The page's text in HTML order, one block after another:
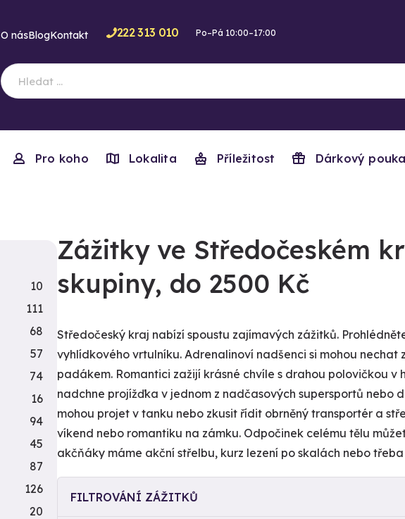
O násBlogKontakt 222 313 010 Po–Pá 10:00–17:00
Pro koho Lokalita Příležitost Dárkový
Zážitky ve Středočeském
skupiny, do 2500 Kč
Středočeský kraj nabízí spoustu zajímavých zážitků.
vyhlídkového vrtulníku. Adrenalinoví nadšenci si mohou
padákem. Romantici zažijí krásné chvíle s drahou polovičkou
nadchne projížďka v jednom z nadčasových supersportů nebo
mohou projet v tanku nebo zkusit řídit obrněný transportér a
víkend nebo romantiku na zámku. Odpočinek celému tělu
akčňáky máme akční střelbu, kurz lezení po skalách nebo třeba
FILTROVÁNÍ ZÁŽITKŮ
10
111
68
57
74
16
94
45
87
126
20